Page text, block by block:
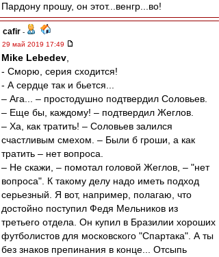
Пардону прошу, он этот...венгр...во!
cafir -
29 май 2019 17:49
Mike Lebedev
- Сморю, серия сходится!
- А сердце так и бьется...
– Ага... – простодушно подтвердил Соловьев.
– Еще бы, каждому! – подтвердил Жеглов.
– Ха, как тратить! – Соловьев залился
счастливым смехом. – Были б гроши, а как
тратить – нет вопроса.
– Не скажи, – помотал головой Жеглов, – "нет
вопроса". К такому делу надо иметь подход
серьезный. Я вот, например, полагаю, что
достойно поступил Федя Мельников из
третьего отдела. Он купил в Бразилии хороших
футболистов для московского "Спартака". А ты
без знаков препинания в конце... Отсыпь